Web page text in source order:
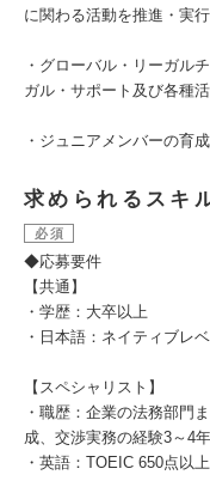
に関わる活動を推進・実行
・グローバル・リーガル
ガル・サポート及び各種
・ジュニアメンバーの育
求められるスキ
必須
◆応募要件
【共通】
・学歴：大卒以上
・日本語：ネイティブレ
【スペシャリスト】
・職歴：企業の法務部門
成、交渉実務の経験3～4
・英語：TOEIC 650点以上